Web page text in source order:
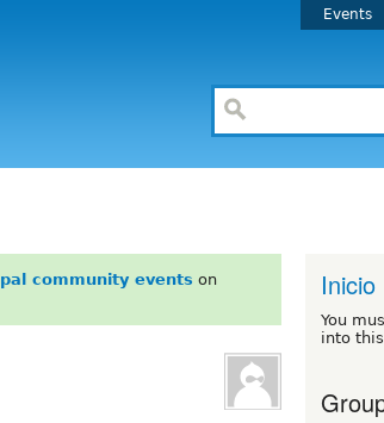
Events
community events on
Inicio
You
into